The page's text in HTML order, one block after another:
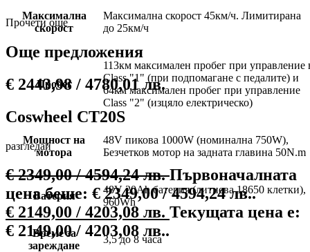
Максимална
скорост
Максимална скорост 45км/ч. Лимитирана
до 25км/ч
Пробег
113км максимален пробег при управление
Class "1" (при подпомагане с педалите) и
64км максимален пробег при управление
Class "2" (изцяло електрическо)
Мощност на
мотора
48V пикова 1000W (номинална 750W),
Безчетков мотор на задната главина 50N.m
Батерия
48V 20Ah батерия (литиева 18650 клетки),
960Wh
Време за
зареждане
3,5 до 8 часа
Прочети още
Още предложения
€ 2443,98 / 4780,01 лв.
Coswheel СТ20S
разгледай
€2349,00/ 4594,24 лв.Първоначалната
цена беше: € 2349,00 / 4594,24 лв..
€ 2149,00 / 4203,08 лв. Текущата цена е:
€ 2149,00 / 4203,08 лв..